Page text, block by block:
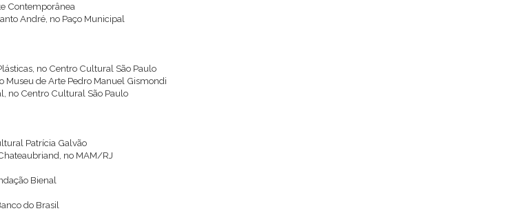
Contemporânea
André, no Paço Municipal
no Centro Cultural São Paulo
Museu de Arte Pedro Manuel Gismondi
no Centro Cultural São Paulo
Patrícia Galvão
no MAM/RJ
Bienal
do Brasil